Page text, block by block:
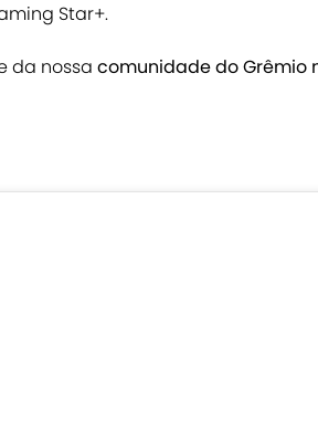
Star+.
da nossa comunidade do Grêmio